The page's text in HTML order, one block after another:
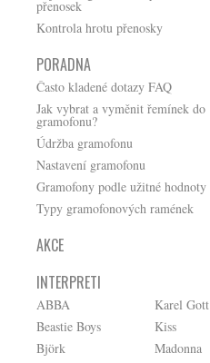
přenosek
Kontrola hrotu přenosky
PORADNA
Často kladené dotazy FAQ
Jak vybrat a vyměnit řemínek do
gramofonu?
Údržba gramofonu
Nastavení gramofonu
Gramofony podle užitné hodnoty
Typy gramofonových ramének
AKCE
INTERPRETI
ABBA
Beastie Boys
Björk
Karel Gott
Kiss
Madonna